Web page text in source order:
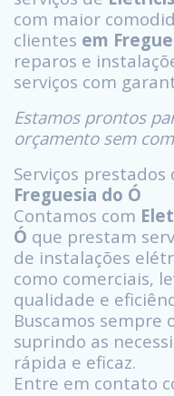
com maior
clientes em
reparos e
serviços com
Estamos prontos
orçamento sem
Serviços prestados
Freguesia do Ó
Contamos com
Ó que prestam
de instalações
como comerciais,
qualidade e
Buscamos
suprindo as
rápida e eficaz.
Entre em contato